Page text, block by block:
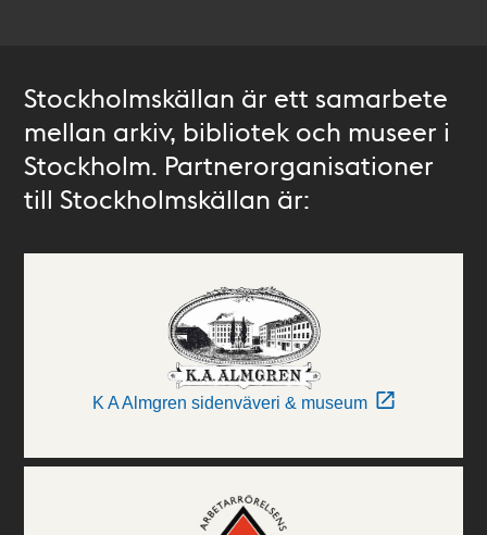
Stockholmskällan är ett samarbete
mellan arkiv, bibliotek och museer i
Stockholm. Partnerorganisationer
till Stockholmskällan är:
K A Almgren sidenväveri & museum